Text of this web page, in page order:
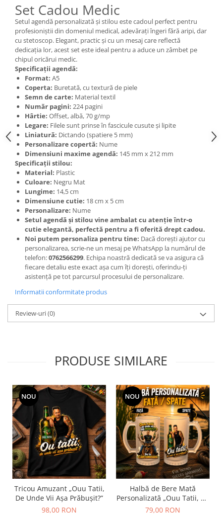
Set Cadou Medic
Setul agendă personalizată și stilou este cadoul perfect pentru
profesioniștii din domeniul medical, adevărați îngeri fără aripi, dar
cu stetoscop. Elegant, practic și cu un mesaj care reflectă
dedicația lor, acest set este ideal pentru a aduce un zâmbet pe
chipul oricărui medic.
Specificații agendă:
Format: A5
Coperta: Buretată, cu textură de piele
Semn de carte: Material textil
Număr pagini: 224 pagini
Hârtie: Offset, albă, 70 g/mp
Legare: Filele sunt prinse în fascicule cusute și lipite
Liniatură: Dictando (spatiere 5 mm)
Personalizare copertă: Nume
Dimensiuni maxime agendă: 145 mm x 212 mm
Specificații stilou:
Material: Plastic
Culoare: Negru Mat
Lungime: 14,5 cm
Dimensiune cutie: 18 cm x 5 cm
Personalizare: Nume
Setul agendă și stilou vine ambalat cu atenție într-o
cutie elegantă, perfectă pentru a fi oferită drept cadou.
Noi putem personaliza pentru tine: Dacă dorești ajutor cu
personalizarea, scrie-ne un mesaj pe WhatsApp la numărul de
telefon:0762566299. Echipa noastră dedicată se va asigura că
fiecare detaliu este exact așa cum îți dorești, oferindu-ți
asistență pe tot parcursul procesului de personalizare.
Informatii conformitate produs
Review-uri(0)
PRODUSE SIMILARE
NOU
Tricou Amuzant „Ouu Tatii,
De Unde Vii Așa Prăbușit?”
98,00 RON
NOU
Halbă de Bere Mată
Personalizată „Ouu Tatii, De
Unde Vii Așa Prăbușit?”
79,00 RON